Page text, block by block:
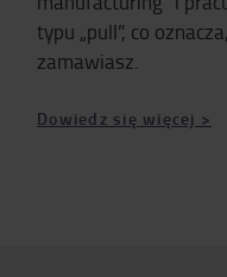
typu „pull”, co
zamawiasz.
Dowiedz się więcej >